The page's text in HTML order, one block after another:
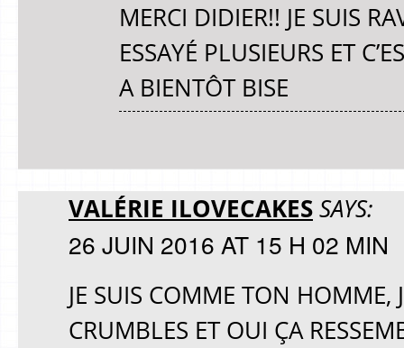
MERCI DIDIER!! JE SUIS
ESSAYÉ PLUSIEURS ET
A BIENTÔT BISE
VALÉRIE ILOVECAKESSAYS:
26 JUIN 2016 AT 15 H 02 MIN
JE SUIS COMME TON HOMME,
CRUMBLES ET OUI ÇA